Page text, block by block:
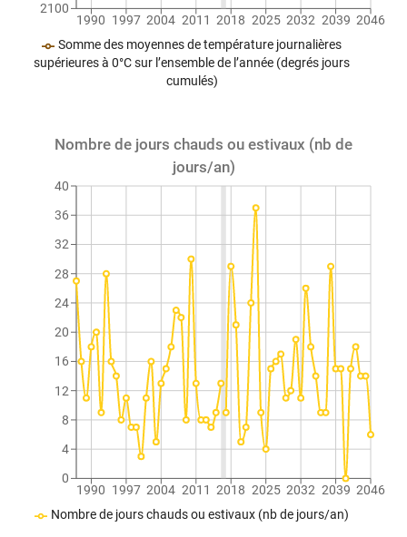
1990 1997 2004 2011 2018 2025 2032 2039 2046
2100
Somme des moyennes de température journalières
supérieures à 0°C sur l’ensemble de l’année (degrés jours
cumulés)
Nombre de jours chauds ou estivaux (nb de
jours/an)
1990 1997 2004 2011 2018 2025 2032 2039 2046
0
4
8
12
16
20
24
28
32
36
40
Nombre de jours chauds ou estivaux (nb de jours/an)